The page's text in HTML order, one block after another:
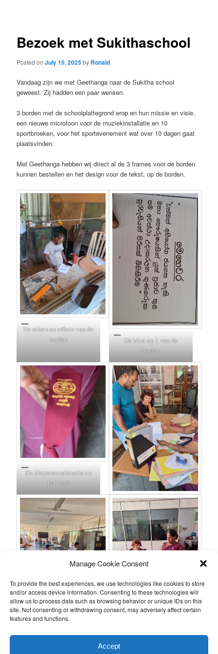
Manage Cookie Consent
To provide the best experiences, we use technologies like cookies to store
and/or access device information. Consenting to these technologies will
allow us to process data such as browsing behavior or unique IDs on this
site. Not consenting or withdrawing consent, may adversely affect certain
features and functions.
Accept
Bezoek met Sukithaschool
Posted onJuly 15, 2025by Ronald
Vandaag zijn we met Geethanga naar de Sukitha school
geweest. Zij hadden een paar wensen.
3 borden met de schoolplattegrond erop en hun missie en visie,
een nieuwe microfoon voor de muziekinstallatie en 10
sportbroeken, voor het sportevenement wat over 10 dagen gaat
plaatsvinden.
Met Geethanga hebben wij direct al de 3 frames voor de borden
kunnen bestellen en het design voor de tekst, op de borden.
De schets en offerte van de
borden
De tekst op 1 van de
borden
De kleurencombinatie op
het bord
This entry was posted in , by
.